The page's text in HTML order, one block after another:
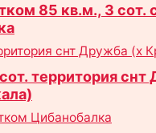
85 кв.м., 3 сот.
территория